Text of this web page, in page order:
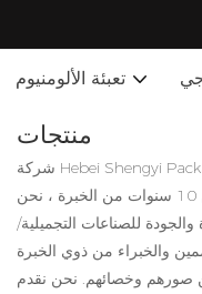
تعبئة الألومنيوم
منتجات
شركة Hebei Shengyi Packaging Products ، Ltd. هي شركة تجميلية/
غذاء/تغليف كيميائية رائدة. مع أكثر من 10 سنوات من الخبرة ، نحن
للصناعات التجميلية/
والخبراء من ذوي الخبرة
صورهم وخصائهم. نحن نقدم